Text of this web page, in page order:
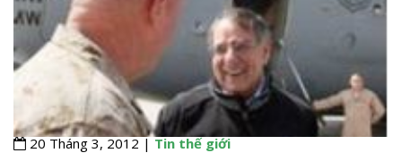
20 Tháng 3, 2012 |Tin thế giới